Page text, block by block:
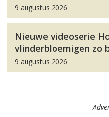
9 augustus 2026
Nieuwe videoserie
vlinderbloemigen zo
9 augustus 2026